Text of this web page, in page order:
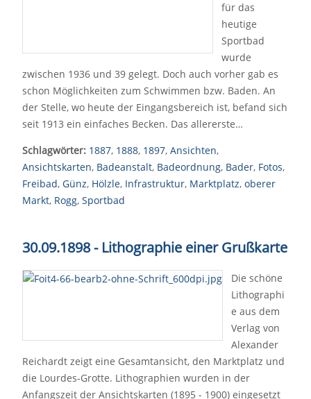
für das
heutige
Sportbad
wurde
zwischen 1936 und 39 gelegt. Doch auch vorher gab es
schon Möglichkeiten zum Schwimmen bzw. Baden. An
der Stelle, wo heute der Eingangsbereich ist, befand sich
seit 1913 ein einfaches Becken. Das allererste…
Schlagwörter: 1887, 1888, 1897, Ansichten,
Ansichtskarten, Badeanstalt, Badeordnung, Bader, Fotos,
Freibad, Günz, Hölzle, Infrastruktur, Marktplatz, oberer
Markt, Rogg, Sportbad
30.09.1898 - Lithographie einer Grußkarte
Die schöne
Lithographi
e aus dem
Verlag von
Alexander
Reichardt zeigt eine Gesamtansicht, den Marktplatz und
die Lourdes-Grotte. Lithographien wurden in der
Anfangszeit der Ansichtskarten (1895 - 1900) eingesetzt